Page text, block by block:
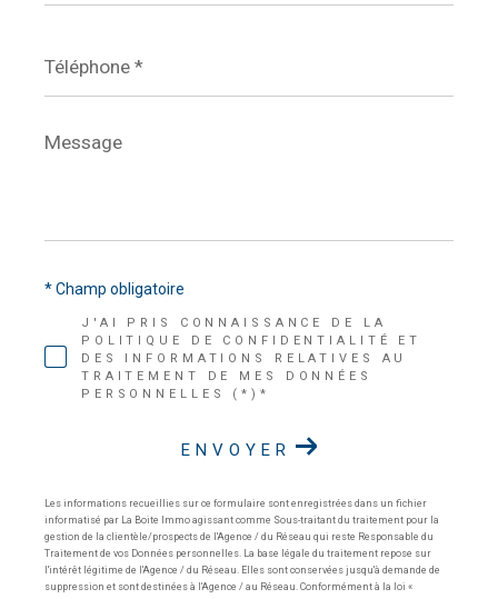
*
Message
*
J'AI PRIS CONNAISSANCE DE LA
POLITIQUE DE CONFIDENTIALITÉ ET
DES INFORMATIONS RELATIVES AU
TRAITEMENT DE MES DONNÉES
PERSONNELLES (*)*
* Champ obligatoire
ENVOYER
Les informations recueillies sur ce formulaire sont enregistrées dans un fichier
informatisé par La Boite Immo agissant comme Sous-traitant du traitement pour la
gestion de la clientèle/prospects de l'Agence / du Réseau qui reste Responsable du
Traitement de vos Données personnelles. La base légale du traitement repose sur
l'intérêt légitime de l'Agence / du Réseau. Elles sont conservées jusqu'à demande de
suppression et sont destinées à l'Agence / au Réseau. Conformément à la loi «